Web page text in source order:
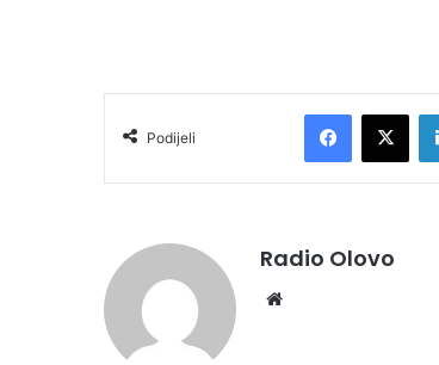
Podijeli
Facebook
X
Radio Olovo